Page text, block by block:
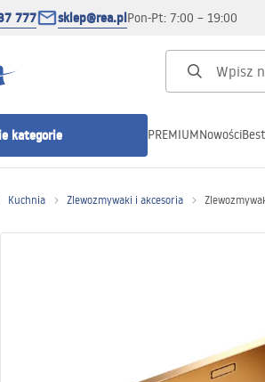
777 sklep@rea.plPon-Pt: 7:00 – 19:00
kategorie
produktowe
prysznicowe
PREMIUMNowości
Kuchnia Zlewozmywaki i akcesoria